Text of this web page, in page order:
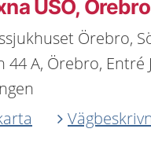
USÖ, Örebro
Örebro,
44 A, Örebro, Entré